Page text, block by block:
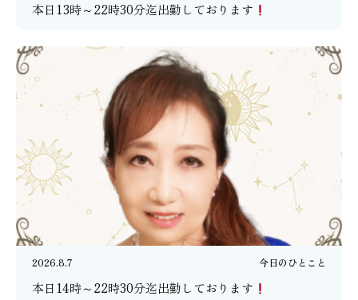
本日13時～22時30分迄出勤しております
2026.8.7 今日のひとこと
本日14時～22時30分迄出勤しております